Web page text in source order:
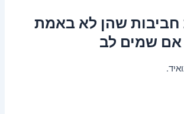
חביבות שהן לא באמת
אם שמים לב